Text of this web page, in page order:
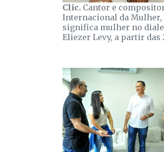
Clic. Cantor e
Internacional da Mulher,
significa mulher no
Eliezer Levy, a partir das